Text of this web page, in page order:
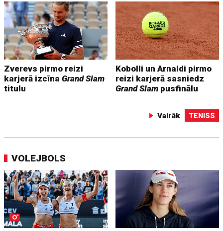
Zverevs pirmo reizi
karjerā izcīnaGrand Slam
titulu
Kobolli un Arnaldi pirmo
reizi karjerā sasniedz
Grand Slam pusfinālu
Vairāk TENISS
VOLEJBOLS